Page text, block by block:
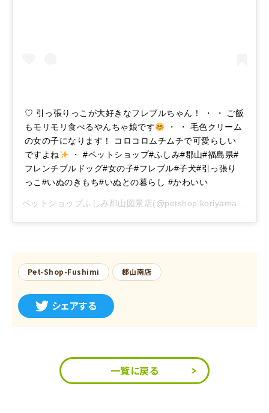
♡ 引っ張りっこが大好きなフレブルちゃん！ ・ ・ ご飯
もモリモリ食べるやんちゃ娘です
・ ・ 毛色クリーム
の女の子になります！ コロコロムチムチで可愛らしい
ですよね
・ #ペットショップ#ふしみ#郡山#福島県#
フレンチブルドッグ#女の子#フレブル#子犬#引っ張り
っこ#いぬのきもち#いぬとの暮らし #かわいい
ペットショップふしみ郡山図景店(@petshop.koriyama_)がシェアした投稿 –
Pet-Shop-Fushimi 郡山南店
シェアする
一覧に戻る